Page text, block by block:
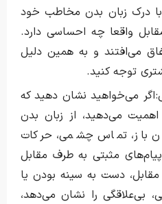
درک زبان بدن مخاطب خود
واقعا چه احساسی دارد.
می‌افتند و به همین دلیل
توجه کنید.
اگر می‌خواهید نشان دهید که
می‌دهید، از زبان بدن
باز، تماس چشمی، حرکات
مثبتی به طرف مقابل
دست به سینه بودن یا
بی‌علاقگی را نشان می‌دهد،